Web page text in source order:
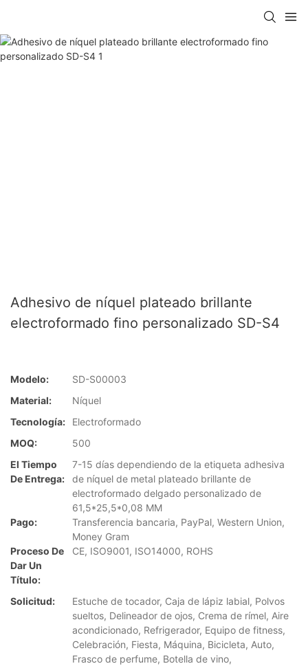
Adhesivo de níquel plateado brillante
electroformado fino personalizado SD-S4
Modelo:
SD-S00003
Material:
Níquel
Tecnología:
Electroformado
MOQ:
500
El Tiempo
De Entrega:
7-15 días dependiendo de la etiqueta adhesiva
de níquel de metal plateado brillante de
electroformado delgado personalizado de
61,5*25,5*0,08 MM
Pago:
Transferencia bancaria, PayPal, Western Union,
Money Gram
Proceso De
Dar Un
Título:
CE, ISO9001, ISO14000, ROHS
Solicitud:
Estuche de tocador, Caja de lápiz labial, Polvos
sueltos, Delineador de ojos, Crema de rímel, Aire
acondicionado, Refrigerador, Equipo de fitness,
Celebración, Fiesta, Máquina, Bicicleta, Auto,
Frasco de perfume, Botella de vino,